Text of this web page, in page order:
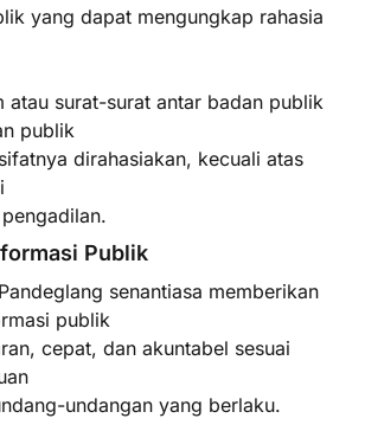
yang dapat mengungkap rahasia
atau surat-surat antar badan publik
publik
dirahasiakan, kecuali atas
Publik
senantiasa memberikan
publik
cepat, dan akuntabel sesuai
undangan yang berlaku.